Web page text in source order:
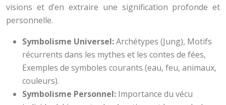
visions et d’en extraire une signification profonde et
personnelle.
Symbolisme Universel:Archétypes (Jung), Motifs
récurrents dans les mythes et les contes de fées,
Exemples de symboles courants (eau, feu, animaux,
couleurs).
Symbolisme Personnel: Importance du vécu